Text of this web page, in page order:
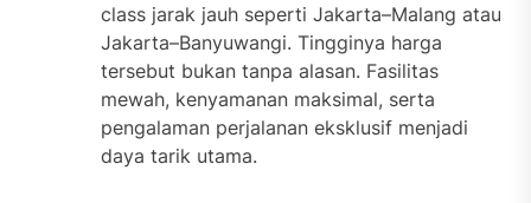
class jarak jauh seperti Jakarta–Malang atau
Jakarta–Banyuwangi. Tingginya harga
tersebut bukan tanpa alasan. Fasilitas
mewah, kenyamanan maksimal, serta
pengalaman perjalanan eksklusif menjadi
daya tarik utama.